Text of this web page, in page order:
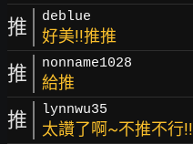
推 deblue
好美!!推推
推 nonname1028
給推
推 lynnwu35
太讚了啊~不推不行!!